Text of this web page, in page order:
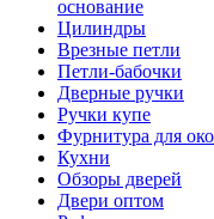
основание
Цилиндры
Врезные петли
Петли-бабочки
Дверные ручки
Ручки купе
Фурнитура для
Кухни
Обзоры дверей
Двери оптом